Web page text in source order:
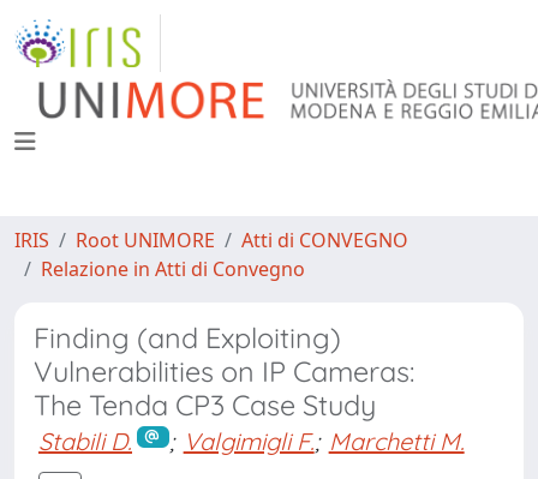
IRIS Root UNIMORE
Atti di CONVEGNO
Relazione in Atti di Convegno
Finding (and Exploiting)
Vulnerabilities on IP Cameras:
The Tenda CP3 Case Study
Stabili D. ; Valgimigli F.; Marchetti M.